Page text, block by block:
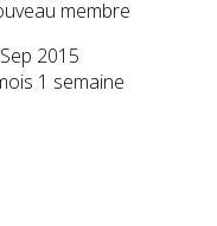
2015
1 semaine